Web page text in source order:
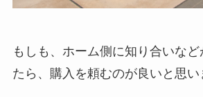
もしも、ホーム側に知り合いな
たら、購入を頼むのが良いと思い